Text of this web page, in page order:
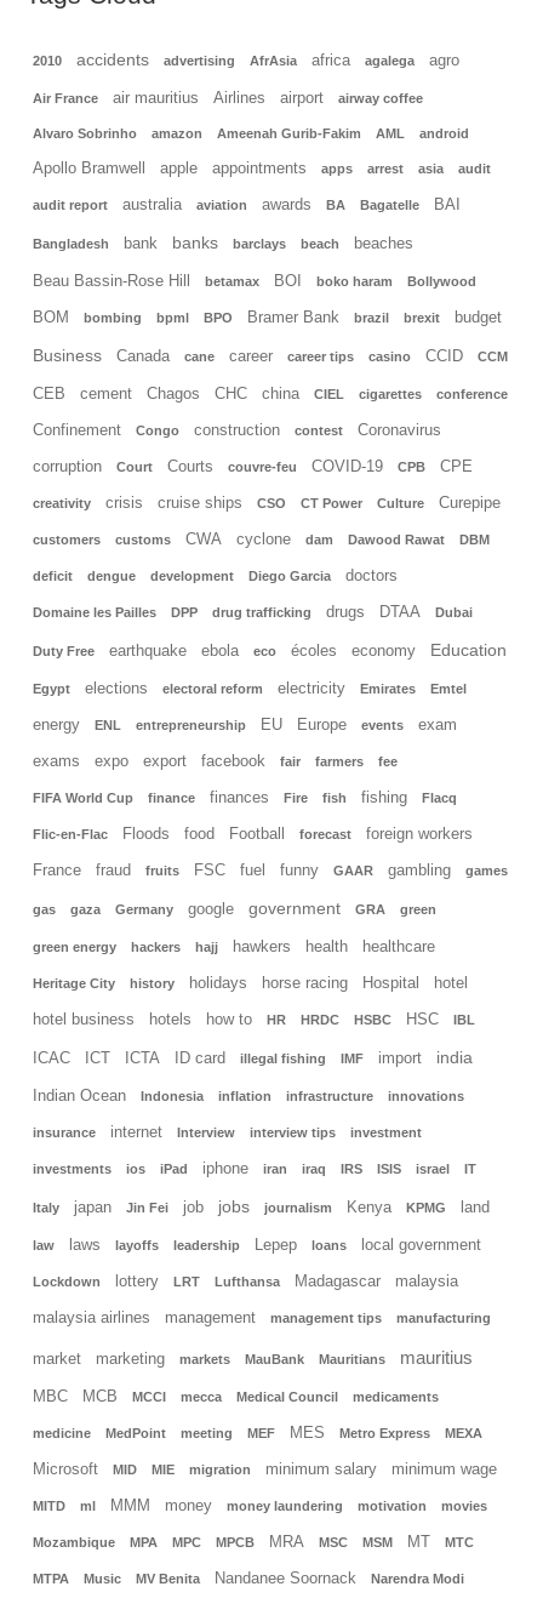
2010 accidents advertising AfrAsia africa agalega agro
Air France air mauritius Airlines airport airway coffee
Alvaro Sobrinho amazon Ameenah Gurib-Fakim AML android
Apollo Bramwell apple appointments apps arrest asia audit
audit report australia aviation awards BA Bagatelle BAI
Bangladesh bank banks barclays beach beaches
Beau Bassin-Rose Hill betamax BOI boko haram Bollywood
BOM bombing bpml BPO Bramer Bank brazil brexit budget
Business Canada cane career career tips casino CCID CCM
CEB cement Chagos CHC china CIEL cigarettes conference
Confinement Congo construction contest Coronavirus
corruption Court Courts couvre-feu COVID-19 CPB CPE
creativity crisis cruise ships CSO CT Power Culture Curepipe
customers customs CWA cyclone dam Dawood Rawat DBM
deficit dengue development Diego Garcia doctors
Domaine les Pailles DPP drug trafficking drugs DTAA Dubai
Duty Free earthquake ebola eco écoles economy Education
Egypt elections electoral reform electricity Emirates Emtel
energy ENL entrepreneurship EU Europe events exam
exams expo export facebook fair farmers fee
FIFA World Cup finance finances Fire fish fishing Flacq
Flic-en-Flac Floods food Football forecast foreign workers
France fraud fruits FSC fuel funny GAAR gambling games
gas gaza Germany google government GRA green
green energy hackers hajj hawkers health healthcare
Heritage City history holidays horse racing Hospital hotel
hotel business hotels how to HR HRDC HSBC HSC IBL
ICAC ICT ICTA ID card illegal fishing IMF import india
Indian Ocean Indonesia inflation infrastructure innovations
insurance internet Interview interview tips investment
investments ios iPad iphone iran iraq IRS ISIS israel IT
Italy japan Jin Fei job jobs journalism Kenya KPMG land
law laws layoffs leadership Lepep loans local government
Lockdown lottery LRT Lufthansa Madagascar malaysia
malaysia airlines management management tips manufacturing
market marketing markets MauBank Mauritians mauritius
MBC MCB MCCI mecca Medical Council medicaments
medicine MedPoint meeting MEF MES Metro Express MEXA
Microsoft MID MIE migration minimum salary minimum wage
MITD ml MMM money money laundering motivation movies
Mozambique MPA MPC MPCB MRA MSC MSM MT MTC
MTPA Music MV Benita Nandanee Soornack Narendra Modi